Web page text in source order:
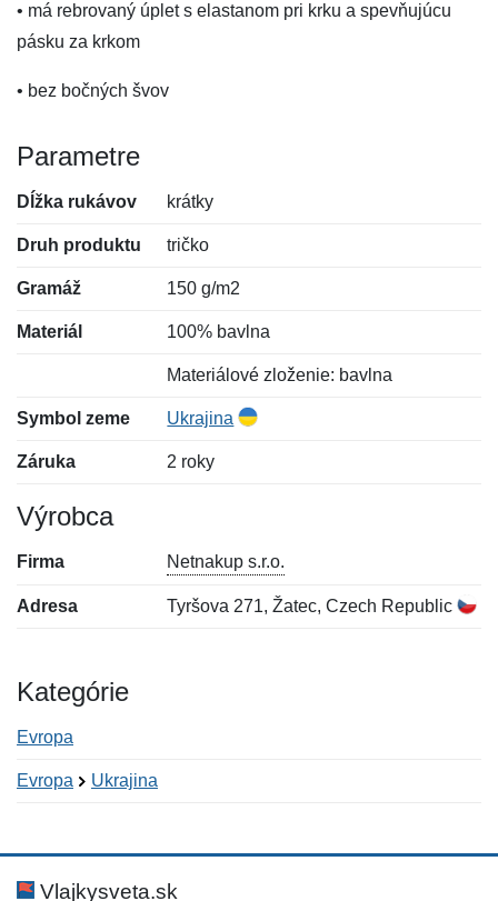
• má rebrovaný úplet s elastanom pri krku a spevňujúcu
pásku za krkom
• bez bočných švov
Parametre
Dĺžka rukávov krátky
Druh produktu tričko
Gramáž 150 g/m2
Materiál 100% bavlna
Materiálové zloženie: bavlna
Symbol zeme Ukrajina
Záruka 2 roky
Výrobca
Firma Netnakup s.r.o.
Adresa Tyršova 271, Žatec, Czech Republic
Kategórie
Evropa
Evropa Ukrajina
Hodnotenie:
Meno:
Vlajkysveta.sk